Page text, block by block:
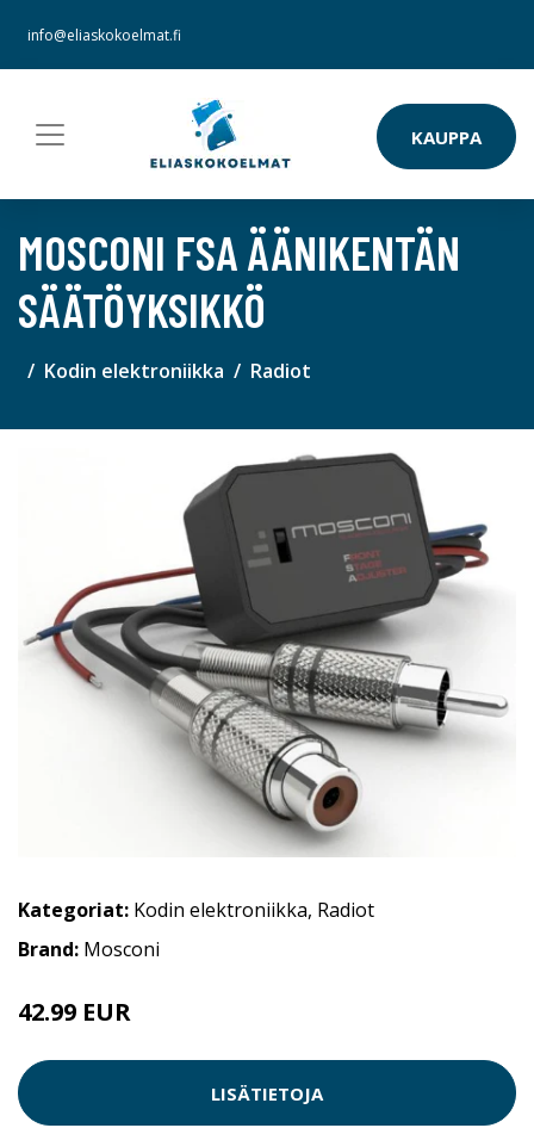
info@eliaskokoelmat.fi
KAUPPA
MOSCONI FSA ÄÄNIKENTÄN
SÄÄTÖYKSIKKÖ
Kodin elektroniikka Radiot
Kategoriat: Kodin elektroniikka, Radiot
Brand: Mosconi
42.99 EUR
LISÄTIETOJA